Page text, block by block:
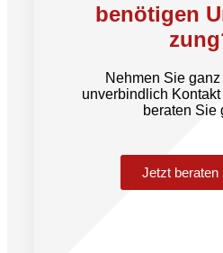
be­nö­ti­gen
Nehmen Sie
unverbindlich
beraten Sie
Jetzt beraten